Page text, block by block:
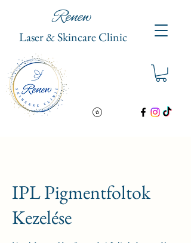
Renew
Laser & Skincare Clinic
IPL Pigmentfoltok
Kezelése